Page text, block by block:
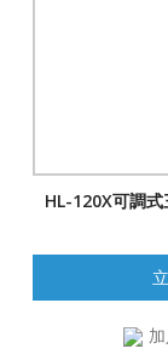
HL-120X可調